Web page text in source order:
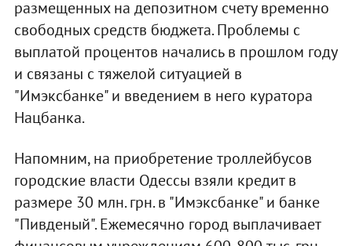
размещенных на депозитном счету временно
свободных средств бюджета. Проблемы с
выплатой процентов начались в прошлом году
и связаны с тяжелой ситуацией в
"Имэксбанке" и введением в него куратора
Нацбанка.
Напомним, на приобретение троллейбусов
городские власти Одессы взяли кредит в
размере 30 млн. грн. в "Имэксбанке" и банке
"Пивденый". Ежемесячно город выплачивает